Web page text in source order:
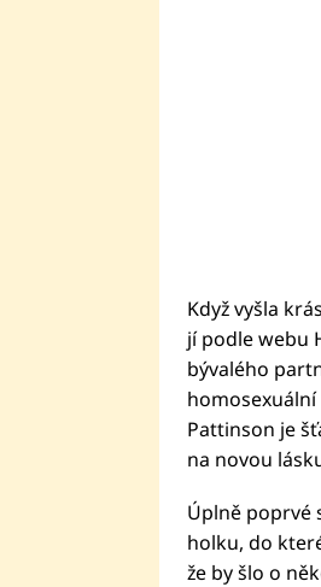
Když vyšla
jí podle webu
bývalého
homosexuální
Pattinson je
na novou
Úplně poprvé
holku, do
že by šlo o